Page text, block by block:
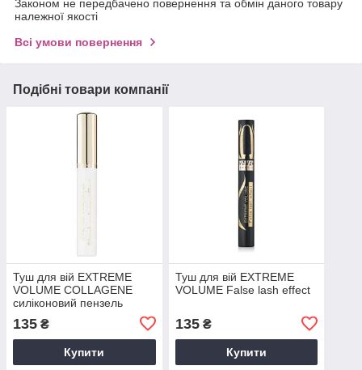
Законом не передбачено повернення та обмін даного товару
належної якості
Всі умови повернення
Подібні товари компанії
Туш для вій EXTREME
VOLUME COLLAGENE
силіконовий пензель
135 ₴
Купити
Туш для вій EXTREME
VOLUME False lash effect
135₴
Купити